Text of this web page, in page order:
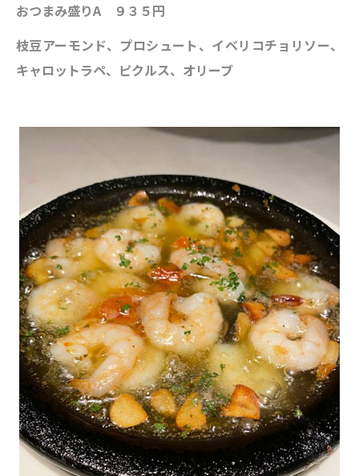
おつまみ盛りA ９３５円
枝豆アーモンド、プロシュート、イベリコチョリソー、
キャロットラペ、ピクルス、オリーブ